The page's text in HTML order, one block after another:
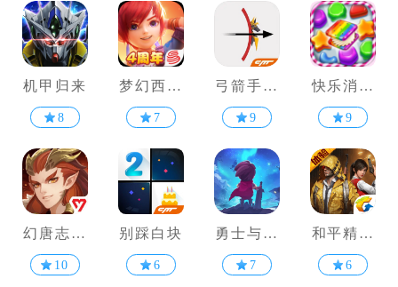
机甲归来
8
梦幻西游
网页版
7
弓箭手大
作战
9
快乐消消
消
9
幻唐志洪
荒现世
10
别踩白块
6
勇士与家
园
7
和平精英
体验服
6